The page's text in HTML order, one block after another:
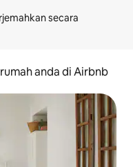
secara
anda di Airbnb